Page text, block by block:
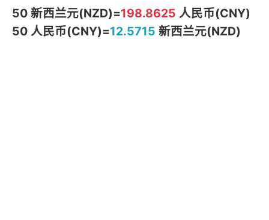
50 新西兰元(NZD)=198.8625 人民币(CNY)
50 人民币(CNY)=12.5715 新西兰元(NZD)